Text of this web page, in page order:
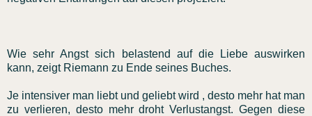
Wie sehr Angst sich belastend auf die Liebe auswirken
kann, zeigt Riemann zu Ende seines Buches.
Je intensiver man liebt und geliebt wird , desto mehr hat man
zu verlieren, desto mehr droht Verlustangst. Gegen diese